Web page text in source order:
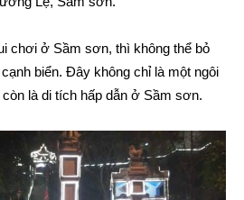
chơi ở Sầm sơn, thì không thể bỏ
biển. Đây không chỉ là một ngôi
là di tích hấp dẫn ở Sầm sơn.